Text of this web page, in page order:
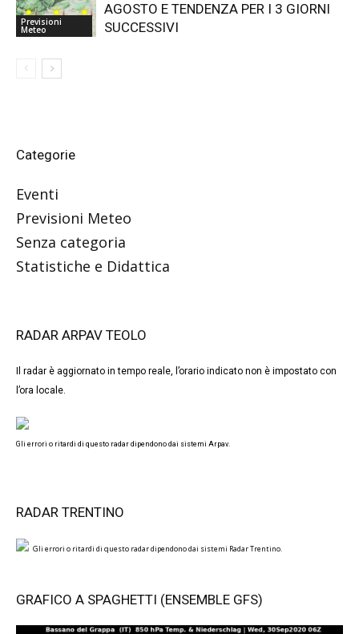
Previsioni
Meteo
AGOSTO E TENDENZA PER I 3 GIORNI
SUCCESSIVI
Categorie
Eventi
Previsioni Meteo
Senza categoria
Statistiche e Didattica
RADAR ARPAV TEOLO
Il radar è aggiornato in tempo reale, l’orario indicato non è impostato con
l’ora locale.
Gli errori o ritardi di questo radar dipendono dai sistemi Arpav.
RADAR TRENTINO
Gli errori o ritardi di questo radar dipendono dai sistemi Radar Trentino.
GRAFICO A SPAGHETTI (ENSEMBLE GFS)